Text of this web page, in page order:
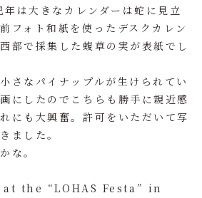
は大きなカレンダーは蛇に見立
フォト和紙を使ったデスクカレン
部で採集した蝮草の実が表紙でし
さなパイナップルが生けられてい
にしたのでこちらも勝手に親近感
にも大興奮。許可をいただいて写
ました。
な。
the “LOHAS Festa” in